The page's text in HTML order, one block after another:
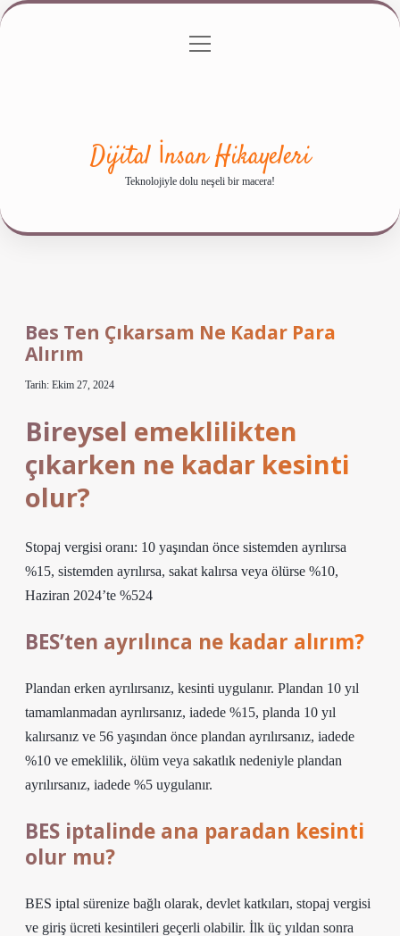
Gizlilik Politikası
menüyü
Dijital İnsan Hikayeleri
Teknolojiyle dolu neşeli bir macera!
Bes Ten Çıkarsam Ne Kadar Para
Alırım
Tarih: Ekim 27, 2024
Bireysel emeklilikten
çıkarken ne kadar kesinti
olur?
Stopaj vergisi oranı: 10 yaşından önce sistemden ayrılırsa
%15, sistemden ayrılırsa, sakat kalırsa veya ölürse %10,
Haziran 2024’te %524
BES’ten ayrılınca ne kadar alırım?
Plandan erken ayrılırsanız, kesinti uygulanır. Plandan 10 yıl
tamamlanmadan ayrılırsanız, iadede %15, planda 10 yıl
kalırsanız ve 56 yaşından önce plandan ayrılırsanız, iadede
%10 ve emeklilik, ölüm veya sakatlık nedeniyle plandan
ayrılırsanız, iadede %5 uygulanır.
BES iptalinde ana paradan kesinti
olur mu?
BES iptal sürenize bağlı olarak, devlet katkıları, stopaj vergisi
ve giriş ücreti kesintileri geçerli olabilir. İlk üç yıldan sonra